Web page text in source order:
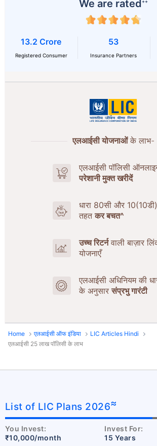
एलआईसी योजनाओंके लाभ-
एलआईसी पॉलिसी
परेशानी मुक्त खरीदें
धारा 80सी और
तहतकर बचत^
उच्च रिटर्नवाली बाज़ार
योजनाएँ
एलआईसी अधिनियम की
के अनुसारसंप्रभु गारंटी
We are rated++
13.2 Crore
Registered Consumer
53
Insurance Partners
Home एलआईसी ऑफ इंडिया
LIC Articles Hindi
एलआईसी 25 लाख पॉलिसी के लाभ
List of LIC Plans 2026≈
You Invest:
₹10,000/month
Invest For:
15 Years